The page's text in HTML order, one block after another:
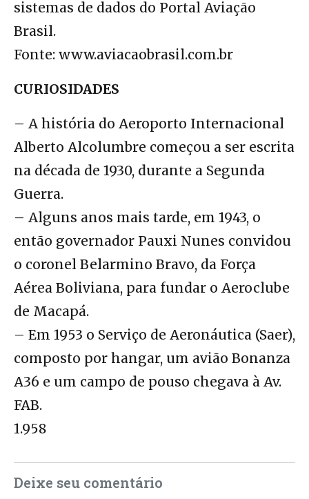
sistemas de dados do Portal Aviação
Brasil.
Fonte: www.aviacaobrasil.com.br
CURIOSIDADES
– A história do Aeroporto Internacional
Alberto Alcolumbre começou a ser escrita
na década de 1930, durante a Segunda
Guerra.
– Alguns anos mais tarde, em 1943, o
então governador Pauxi Nunes convidou
o coronel Belarmino Bravo, da Força
Aérea Boliviana, para fundar o Aeroclube
de Macapá.
– Em 1953 o Serviço de Aeronáutica (Saer),
composto por hangar, um avião Bonanza
A36 e um campo de pouso chegava à Av.
FAB.
1.958
Deixe seu comentário